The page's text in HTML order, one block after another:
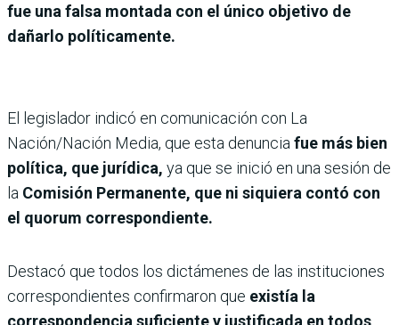
fue una falsa montada con el único objetivo de
dañarlo políticamente.
El legislador indicó en comunicación con La
Nación/Nación Media, que esta denuncia fue más bien
política, que jurídica, ya que se inició en una sesión de
la Comisión Permanente, que ni siquiera contó con
el quorum correspondiente.
Destacó que todos los dictámenes de las instituciones
correspondientes confirmaron que existía la
correspondencia suficiente y justificada en todos